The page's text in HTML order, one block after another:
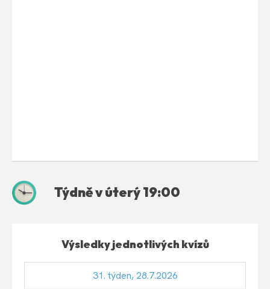
Týdně v úterý 19:00
Výsledky jednotlivých kvízů
31. týden, 28.7.2026